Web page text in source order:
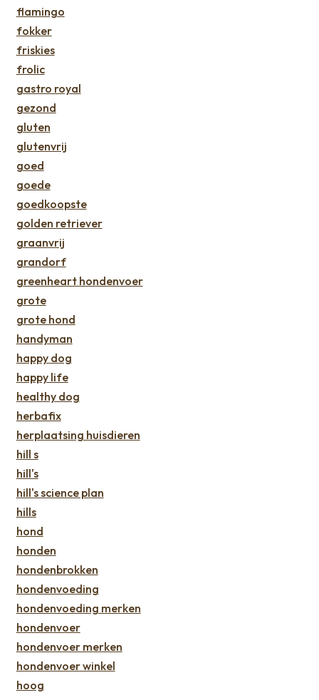
flamingo
fokker
friskies
frolic
gastro royal
gezond
gluten
glutenvrij
goed
goede
goedkoopste
golden retriever
graanvrij
grandorf
greenheart hondenvoer
grote
grote hond
handyman
happy dog
happy life
healthy dog
herbafix
herplaatsing huisdieren
hill s
hill's
hill's science plan
hills
hond
honden
hondenbrokken
hondenvoeding
hondenvoeding merken
hondenvoer
hondenvoer merken
hondenvoer winkel
hoog